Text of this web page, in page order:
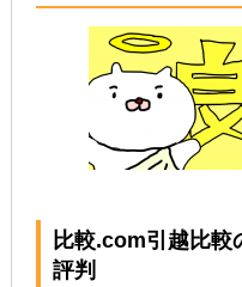
比較.com引越比較
評判